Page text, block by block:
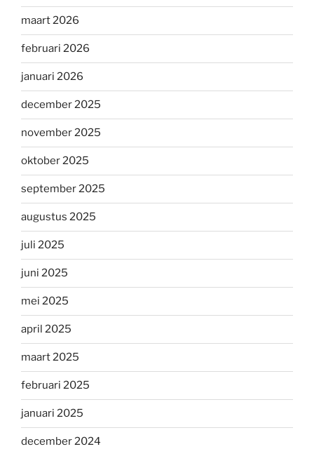
maart 2026
februari 2026
januari 2026
december 2025
november 2025
oktober 2025
september 2025
augustus 2025
juli 2025
juni 2025
mei 2025
april 2025
maart 2025
februari 2025
januari 2025
december 2024